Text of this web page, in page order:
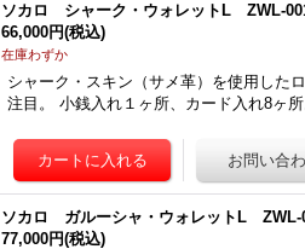
ソカロ シャーク・ウォレットL ZWL-
66,000円(税込)
在庫わずか
シャーク・スキン（サメ革）を使用した
注目。 小銭入れ１ヶ所、カード入れ8ヶ
ソカロ ガルーシャ・ウォレットL
77,000円(税込)